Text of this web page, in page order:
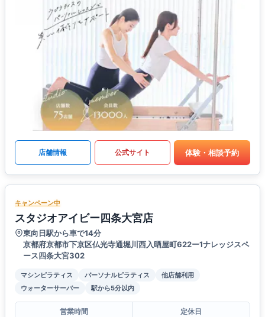
店舗情報 公式サイト 体験・相談予約
キャンペーン中
スタジオアイビー四条大宮店
東向日駅から車で14分
京都府京都市下京区仏光寺通堀川西入晒屋町622ー1ナレッジスペ
ース四条大宮302
マシンピラティス パーソナルピラティス
他店舗利用
ウォーターサーバー
駅から5分以内
営業時間
定休日